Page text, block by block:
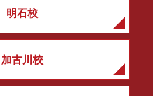
明石校
加古川校